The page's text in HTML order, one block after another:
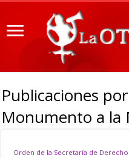
Publicaciones
Monumento a la
Orden de la Secretaría de